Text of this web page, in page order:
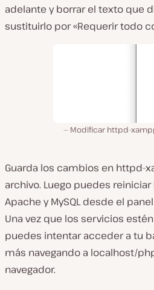
adelante y borrar el texto que
sustituirlo por «Requerir todo
Modificar httpd-
Guarda los cambios en httpd-
archivo. Luego puedes
Apache y MySQL desde el
Una vez que los servicios
puedes intentar acceder a tu
más navegando a localhost/
navegador.